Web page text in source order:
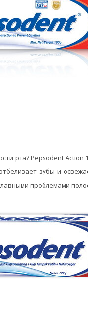
рта? Pepsodent Action
зубы и
проблемами